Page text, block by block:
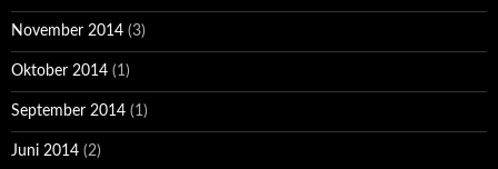
November 2014 (3)
Oktober 2014 (1)
September 2014 (1)
Juni 2014 (2)